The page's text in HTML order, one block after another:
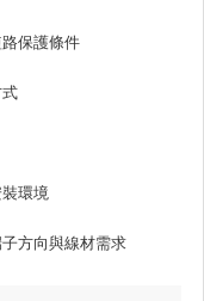
保護條件
環境
方向與線材需求